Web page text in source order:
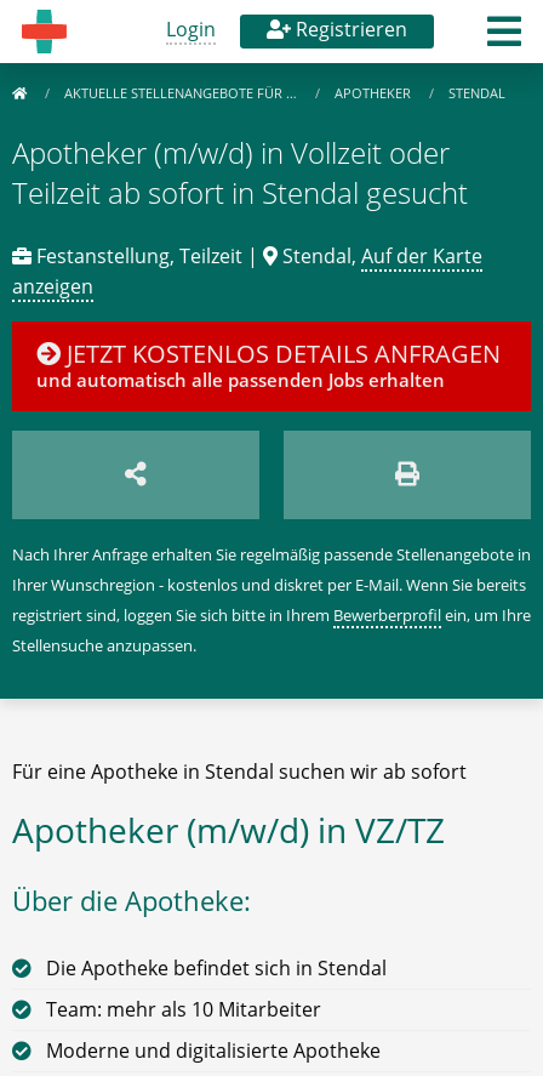
Login Registrieren
AKTUELLE STELLENANGEBOTE FÜR … APOTHEKER STENDAL
Apotheker (m/w/d) in Vollzeit oder
Teilzeit ab sofort in Stendal gesucht
Festanstellung, Teilzeit | Stendal, Auf der Karte
anzeigen
JETZT KOSTENLOS DETAILS ANFRAGEN
und automatisch alle passenden Jobs erhalten
Nach Ihrer Anfrage erhalten Sie regelmäßig passende Stellenangebote in
Ihrer Wunschregion - kostenlos und diskret per E-Mail. Wenn Sie bereits
registriert sind, loggen Sie sich bitte in Ihrem Bewerberprofilein, um Ihre
Stellensuche anzupassen.
Für eine Apotheke in Stendal suchen wir ab sofort
Apotheker (m/w/d) in VZ/TZ
Über die Apotheke:
Die Apotheke befindet sich in Stendal
Team: mehr als 10 Mitarbeiter
Moderne und digitalisierte Apotheke